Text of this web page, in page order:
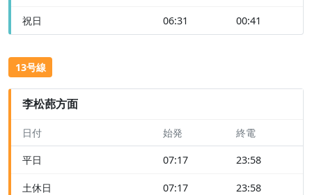
祝日 06:31 00:41
13号線
李松蓢方面
日付 始発 終電
平日 07:17 23:58
土休日 07:17 23:58